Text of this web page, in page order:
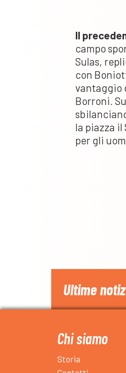
Il
campo
Sulas,
con
vantaggio
Borroni.
la piazza
per gli
Ultime
Chi siamo
Storia